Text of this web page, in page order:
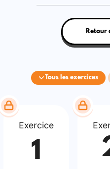
Tous les exercices
Retour
Exercice
1